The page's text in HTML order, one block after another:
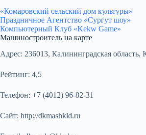
«Комаровский сельский дом культуры»
Праздничное Агентство «Сургут шоу»
Компьютерный Клуб «Kekw Game»
Машиностроитель на карте
Адрес: 236013, Калининградская
Рейтинг: 4,5
Телефон: +7 (4012) 96-82-31
Сайт: http://dkmashkld.ru